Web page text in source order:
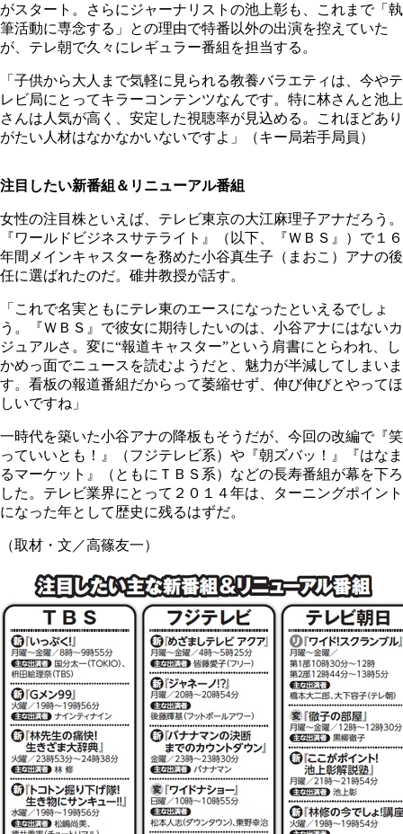
がスタート。さらにジャーナリストの池上彰も、これまで「執
筆活動に専念する」との理由で特番以外の出演を控えていた
が、テレ朝で久々にレギュラー番組を担当する。
「子供から大人まで気軽に見られる教養バラエティは、今やテ
レビ局にとってキラーコンテンツなんです。特に林さんと池上
さんは人気が高く、安定した視聴率が見込める。これほどあり
がたい人材はなかなかいないですよ」（キー局若手局員）
注目したい新番組＆リニューアル番組
女性の注目株といえば、テレビ東京の大江麻理子アナだろう。
『ワールドビジネスサテライト』（以下、『ＷＢＳ』）で１６
年間メインキャスターを務めた小谷真生子（まおこ）アナの後
任に選ばれたのだ。碓井教授が話す。
「これで名実ともにテレ東のエースになったといえるでしょ
う。『ＷＢＳ』で彼女に期待したいのは、小谷アナにはないカ
ジュアルさ。変に“報道キャスター”という肩書にとらわれ、し
かめっ面でニュースを読むようだと、魅力が半減してしまいま
す。看板の報道番組だからって萎縮せず、伸び伸びとやってほ
しいですね」
一時代を築いた小谷アナの降板もそうだが、今回の改編で『笑
っていいとも！』（フジテレビ系）や『朝ズバッ！』『はなま
るマーケット』（ともにＴＢＳ系）などの長寿番組が幕を下ろ
した。テレビ業界にとって２０１４年は、ターニングポイント
になった年として歴史に残るはずだ。
（取材・文／高篠友一）